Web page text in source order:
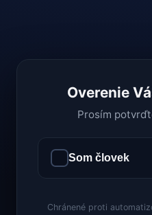
Overenie
Prosím
Som človek
Chránené proti